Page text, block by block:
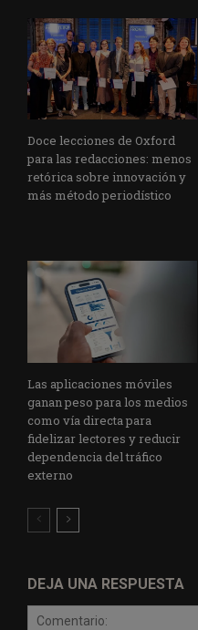
Doce lecciones de Oxford
para las redacciones: menos
retórica sobre innovación y
más método periodístico
Las aplicaciones móviles
ganan peso para los medios
como vía directa para
fidelizar lectores y reducir
dependencia del tráfico
externo
DEJA UNA RESPUESTA